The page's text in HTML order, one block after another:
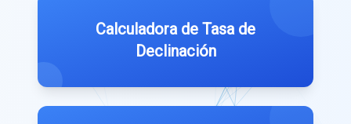
Calculadora de Tasa de
Declinación